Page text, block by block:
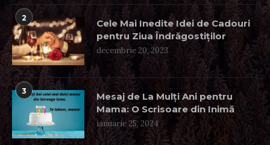
2
Cele Mai Inedite Idei de Cadouri
pentru Ziua Îndrăgostiților
decembrie 20, 2023
3
Mesaj de La Mulți Ani pentru
Mama: O Scrisoare din Inimă
ianuarie 25, 2024